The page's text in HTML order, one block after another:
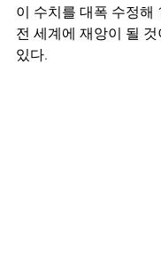
이 수치를 대폭 수정해
전 세계에 재앙이 될
있다.